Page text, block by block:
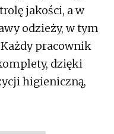
jakości, a w
odzieży, w tym
pracownik
dzięki
higieniczną,